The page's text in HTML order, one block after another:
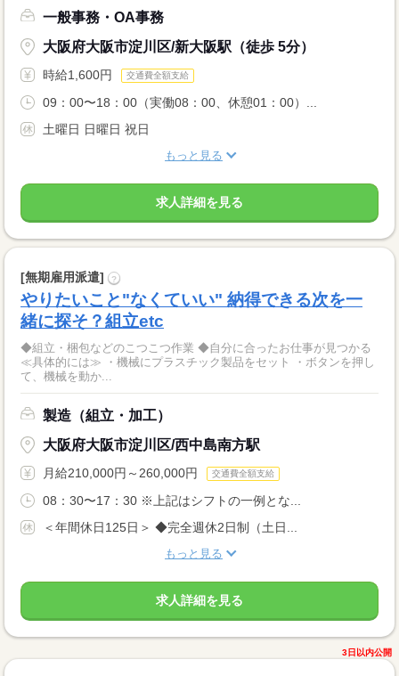
一般事務・OA事務
大阪府大阪市淀川区/新大阪駅（徒歩 5分）
時給1,600円 交通費全額支給
09：00〜18：00（実働08：00、休憩01：00）...
土曜日 日曜日 祝日
もっと見る
求人詳細を見る
[無期雇用派遣] ?
やりたいこと"なくていい" 納得できる次を一
緒に探そ？組立etc
◆組立・梱包などのこつこつ作業 ◆自分に合ったお仕事が見つかる
≪具体的には≫ ・機械にプラスチック製品をセット ・ボタンを押し
て、機械を動か...
製造（組立・加工）
大阪府大阪市淀川区/西中島南方駅
月給210,000円～260,000円 交通費全額支給
08：30〜17：30 ※上記はシフトの一例とな...
＜年間休日125日＞ ◆完全週休2日制（土日...
もっと見る
求人詳細を見る
3日以内公開